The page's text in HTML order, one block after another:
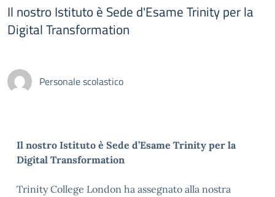
Il nostro Istituto è Sede d'Esame Trinity per la
Digital Transformation
Personale scolastico
Il nostro Istituto è Sede d’Esame Trinity per la
Digital Transformation
Trinity College London ha assegnato alla nostra